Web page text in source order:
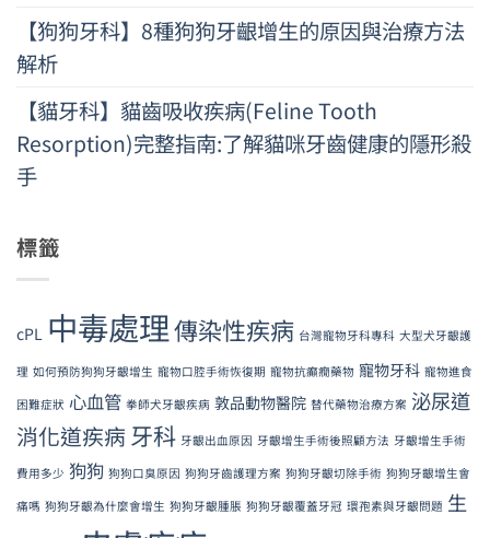
【狗狗牙科】8種狗狗牙齦增生的原因與治療方法
解析
【貓牙科】貓齒吸收疾病(Feline Tooth
Resorption)完整指南:了解貓咪牙齒健康的隱形殺
手
標籤
cPL 中毒處理傳染性疾病 台灣寵物牙科專科 大型犬牙齦護
理 如何預防狗狗牙齦增生 寵物口腔手術恢復期 寵物抗癲癇藥物 寵物牙科 寵物進食
困難症狀 心血管 拳師犬牙齦疾病 敦品動物醫院 替代藥物治療方案 泌尿道
消化道疾病 牙科 牙齦出血原因 牙齦增生手術後照顧方法 牙齦增生手術
費用多少 狗狗 狗狗口臭原因 狗狗牙齒護理方案 狗狗牙齦切除手術 狗狗牙齦增生會
痛嗎 狗狗牙齦為什麼會增生 狗狗牙齦腫脹 狗狗牙齦覆蓋牙冠 環孢素與牙齦問題 生